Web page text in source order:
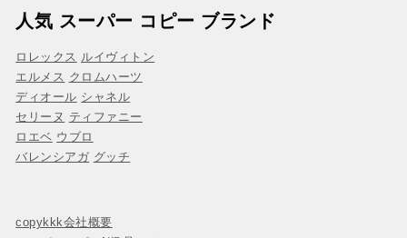
人気 スーパー コピー ブランド
ロレックス ルイヴィトン
エルメス クロムハーツ
ディオール シャネル
セリーヌ ティファニー
ロエベ ウブロ
バレンシアガ グッチ
copykkk会社概要